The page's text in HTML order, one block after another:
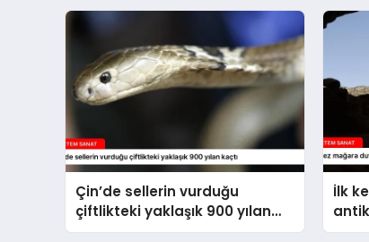
Çin’de sellerin vurduğu
çiftlikteki yaklaşık 900 yılan
kaçtı
İlk